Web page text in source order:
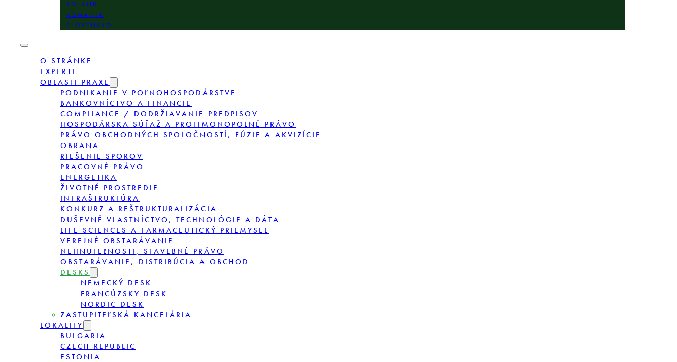
POLAND
ROMANIA
SLOVENSKO
O STRÁNKE
EXPERTI
OBLASTI PRAXE
PODNIKANIE V POĽNOHOSPODÁRSTVE
BANKOVNÍCTVO A FINANCIE
COMPLIANCE / DODRŽIAVANIE PREDPISOV
HOSPODÁRSKA SÚŤAŽ A PROTIMONOPOLNÉ PRÁVO
PRÁVO OBCHODNÝCH SPOLOČNOSTÍ, FÚZIE A AKVIZÍCIE
OBRANA
RIEŠENIE SPOROV
PRACOVNÉ PRÁVO
ENERGETIKA
ŽIVOTNÉ PROSTREDIE
INFRAŠTRUKTÚRA
KONKURZ A REŠTRUKTURALIZÁCIA
DUŠEVNÉ VLASTNÍCTVO, TECHNOLÓGIE A DÁTA
LIFE SCIENCES A FARMACEUTICKÝ PRIEMYSEL
VEREJNÉ OBSTARÁVANIE
NEHNUTEĽNOSTI, STAVEBNÉ PRÁVO
OBSTARÁVANIE, DISTRIBÚCIA A OBCHOD
DESKS
NEMECKÝ DESK
FRANCÚZSKY DESK
NORDIC DESK
ZASTUPITEĽSKÁ KANCELÁRIA
LOKALITY
BULGARIA
CZECH REPUBLIC
ESTONIA